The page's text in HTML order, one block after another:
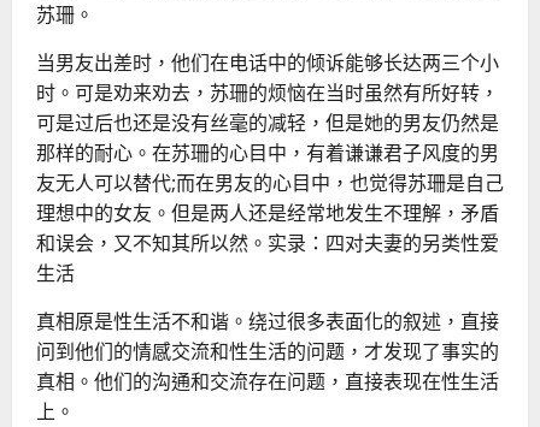
苏珊。
当男友出差时，他们在电话中的倾诉能够长达两三个小
时。可是劝来劝去，苏珊的烦恼在当时虽然有所好转，
可是过后也还是没有丝毫的减轻，但是她的男友仍然是
那样的耐心。在苏珊的心目中，有着谦谦君子风度的男
友无人可以替代;而在男友的心目中，也觉得苏珊是自己
理想中的女友。但是两人还是经常地发生不理解，矛盾
和误会，又不知其所以然。 实录：四对夫妻的另类性爱
生活
真相原是性生活不和谐。绕过很多表面化的叙述，直接
问到他们的情感交流和性生活的问题，才发现了事实的
真相。他们的沟通和交流存在问题，直接表现在性生活
上。